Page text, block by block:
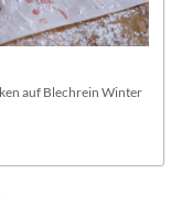
auf Blechrein Winter